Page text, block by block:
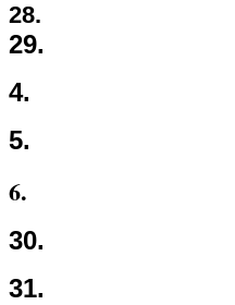
28.
29.
4.
5.
6.
30.
31.